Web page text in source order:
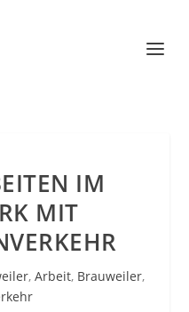
IM
MIT
, Arbeit, Brauweiler,